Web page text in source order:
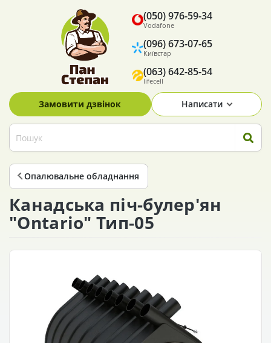
Vodafone
(050) 976-59-34
Київстар
(096) 673-07-65
lifecell
(063) 642-85-54
Замовити дзвінок Написати
Опалювальне обладнання
Канадська піч-булер'ян
"Ontario" Тип-05